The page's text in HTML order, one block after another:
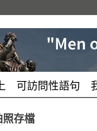
可訪問性語句
照存檔